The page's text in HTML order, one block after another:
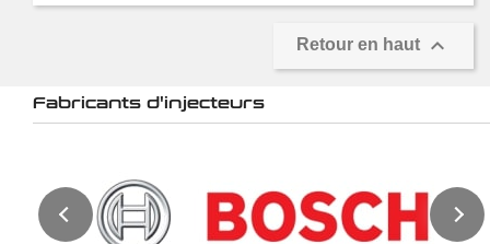
Retour en haut 
Fabricants d'injecteurs